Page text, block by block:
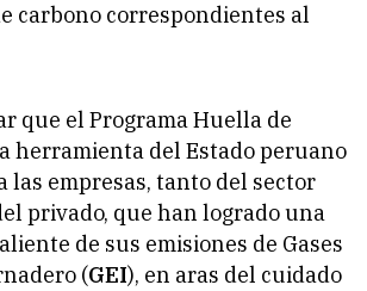
carbono correspondientes al
que el Programa Huella de
herramienta del Estado peruano
las empresas, tanto del sector
privado, que han logrado una
de sus emisiones de Gases
(GEI), en aras del cuidado